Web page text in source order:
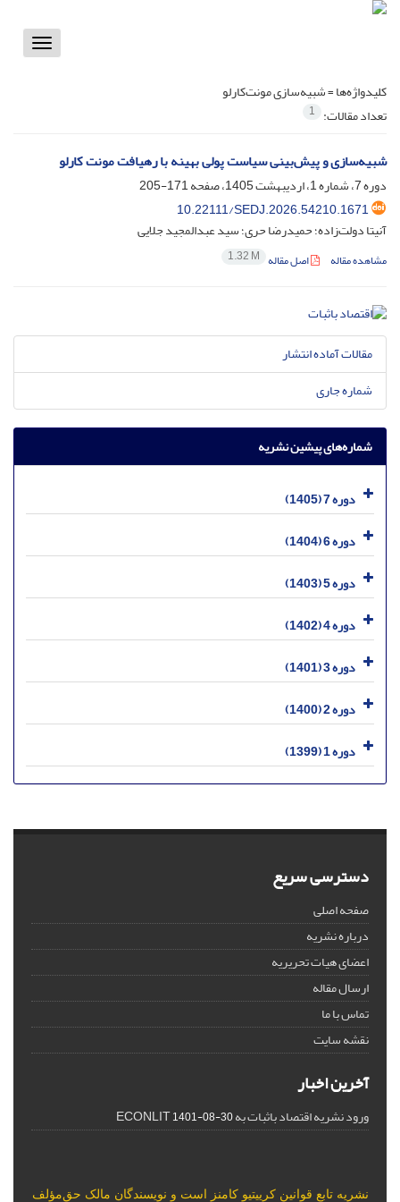
Toggle
کلیدواژه‌ها =شبیه‌سازی مونت‌کارلو
تعداد مقالات: 1
شبیه‌سازی و پیش‌بینی سیاست پولی بهینه با رهیافت مونت کارلو
دوره 7، شماره 1، اردیبهشت 1405، صفحه
171-205
10.22111/SEDJ.2026.54210.1671
آنیتا دولت‌زاده؛ حمیدرضا حری؛ سید عبدالمجید جلایی
مشاهده مقاله اصل مقاله 1.32 M
مقالات آماده انتشار
شماره جاری
شماره‌های پیشین نشریه
دوره 7 (1405)
دوره 6 (1404)
دوره 5 (1403)
دوره 4 (1402)
دوره 3 (1401)
دوره 2 (1400)
دوره 1 (1399)
دسترسی سریع
صفحه اصلی
درباره نشریه
اعضای هیات تحریریه
ارسال مقاله
تماس با ما
نقشه سایت
آخرین اخبار
ورود نشریه اقتصاد باثبات به ECONLIT1401-08-30
نشریه تابع قوانینکرییتیو کامنز است و نویسندگان مالک حق‌مؤلف